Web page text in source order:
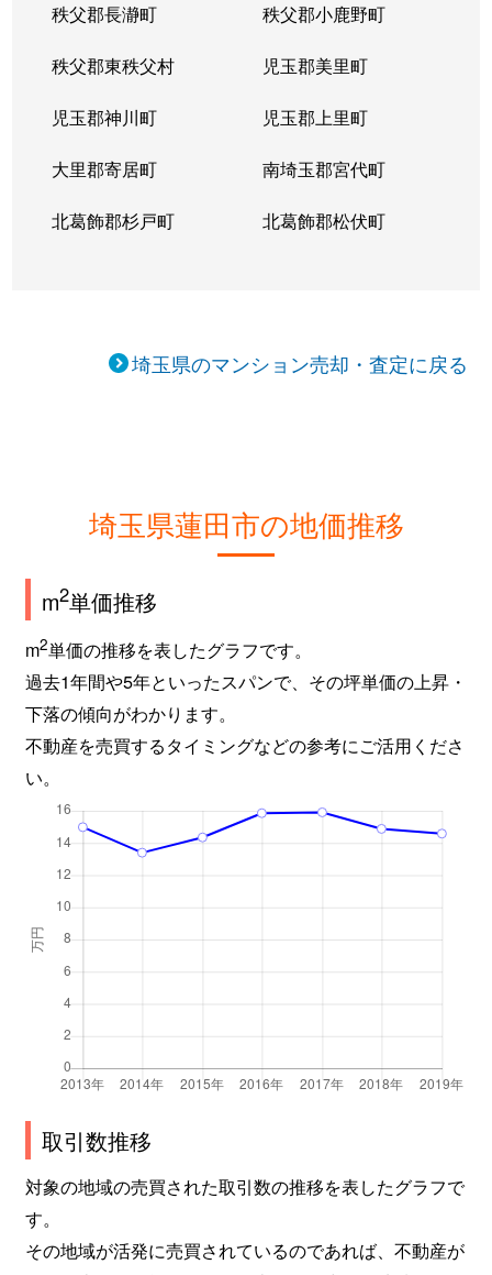
秩父郡長瀞町 秩父郡小鹿野町
秩父郡東秩父村 児玉郡美里町
児玉郡神川町 児玉郡上里町
大里郡寄居町 南埼玉郡宮代町
北葛飾郡杉戸町 北葛飾郡松伏町
埼玉県のマンション売却・査定に戻る
埼玉県蓮田市の地価推移
m2単価推移
m2単価の推移を表したグラフです。
過去1年間や5年といったスパンで、その坪単価の上昇・
下落の傾向がわかります。
不動産を売買するタイミングなどの参考にご活用くださ
い。
取引数推移
対象の地域の売買された取引数の推移を表したグラフで
す。
その地域が活発に売買されているのであれば、不動産が